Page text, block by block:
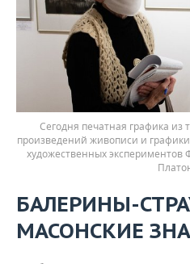
Сегодня печатная графика
произведений живописи и
художественных экспериментов
БАЛЕРИНЫ-
МАСОНСКИЕ